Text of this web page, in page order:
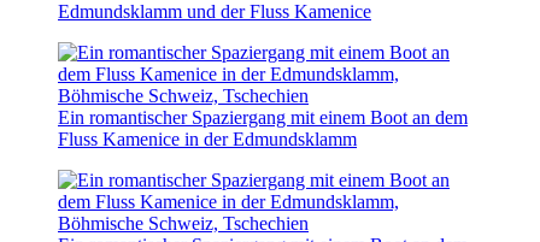
Edmundsklamm und der Fluss Kamenice
Ein romantischer Spaziergang mit einem Boot an dem
Fluss Kamenice in der Edmundsklamm